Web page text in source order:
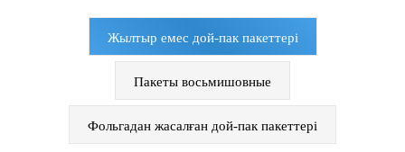
Жылтыр емес дой-пак пакеттері
Пакеты восьмишовные
Фольгадан жасалған дой-пак пакеттері